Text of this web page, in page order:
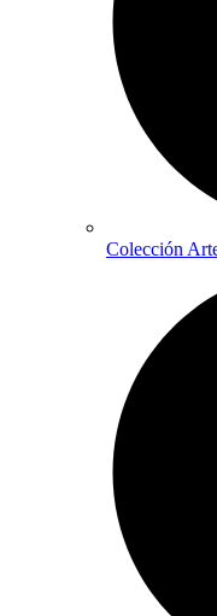
Colección